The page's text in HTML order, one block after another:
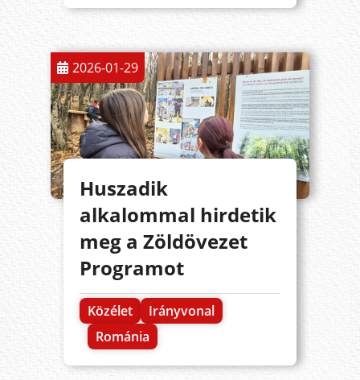
2026-01-29
Huszadik
alkalommal hirdetik
meg a Zöldövezet
Programot
Közélet
Irányvonal
Románia